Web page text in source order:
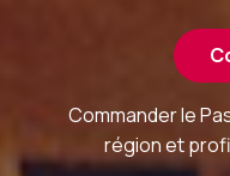
Commander le
région et